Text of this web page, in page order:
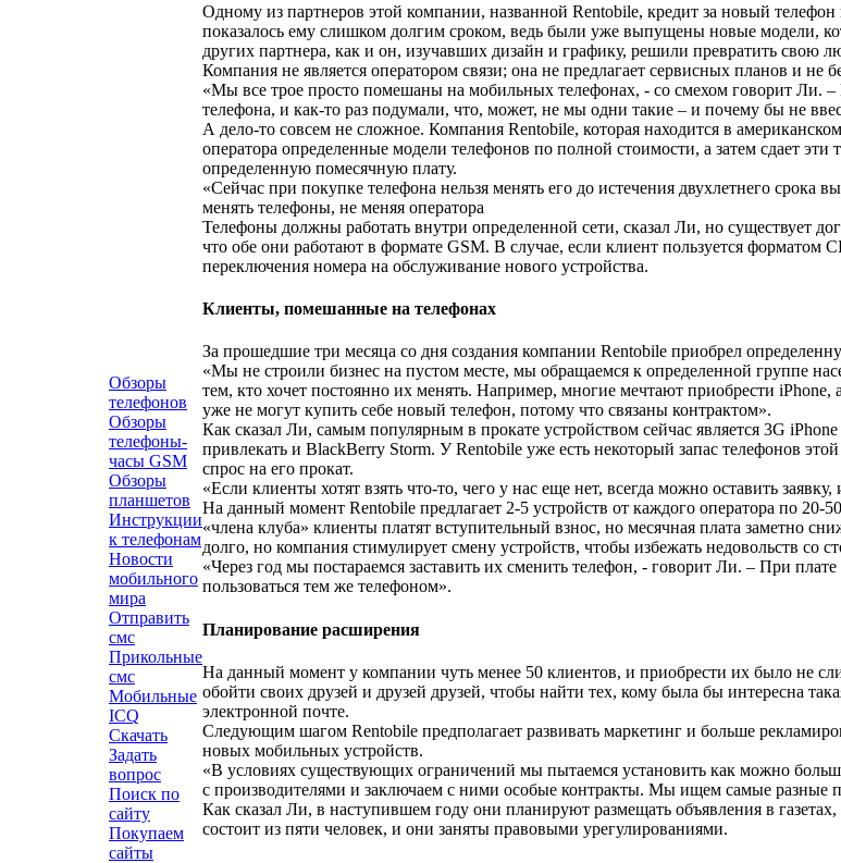
Обзоры
телефонов
Обзоры
телефоны-
часы GSM
Обзоры
планшетов
Инструкции
к телефонам
Новости
мобильного
мира
Отправить
смс
Прикольные
смс
Мобильные
ICQ
Скачать
Задать
вопрос
Поиск по
сайту
Покупаем
сайты
Одному из партнеров этой компании, названной Rentobile, кредит за новый
показалось ему слишком долгим сроком, ведь были уже выпущены новые модели,
других партнера, как и он, изучавших дизайн и графику, решили превратить свою
Компания не является оператором связи; она не предлагает сервисных планов и не
«Мы все трое просто помешаны на мобильных телефонах, - со смехом говорит Ли.
телефона, и как-то раз подумали, что, может, не мы одни такие – и почему бы не
А дело-то совсем не сложное. Компания Rentobile, которая находится в
оператора определенные модели телефонов по полной стоимости, а затем сдает
определенную помесячную плату.
«Сейчас при покупке телефона нельзя менять его до истечения двухлетнего срока
менять телефоны, не меняя оператора
Телефоны должны работать внутри определенной сети, сказал Ли, но существует
что обе они работают в формате GSM. В случае, если клиент пользуется форматом
переключения номера на обслуживание нового устройства.
Клиенты, помешанные на телефонах
За прошедшие три месяца со дня создания компании Rentobile приобрел
«Мы не строили бизнес на пустом месте, мы обращаемся к определенной группе
тем, кто хочет постоянно их менять. Например, многие мечтают приобрести iPhone,
уже не могут купить себе новый телефон, потому что связаны контрактом».
Как сказал Ли, самым популярным в прокате устройством сейчас является 3G
привлекать и BlackBerry Storm. У Rentobile уже есть некоторый запас телефонов
спрос на его прокат.
«Если клиенты хотят взять что-то, чего у нас еще нет, всегда можно оставить
На данный момент Rentobile предлагает 2-5 устройств от каждого оператора по 20-
«члена клуба» клиенты платят вступительный взнос, но месячная плата заметно
долго, но компания стимулирует смену устройств, чтобы избежать недовольств со
«Через год мы постараемся заставить их сменить телефон, - говорит Ли. – При
пользоваться тем же телефоном».
Планирование расширения
На данный момент у компании чуть менее 50 клиентов, и приобрести их было не
обойти своих друзей и друзей друзей, чтобы найти тех, кому была бы интересна
электронной почте.
Следующим шагом Rentobile предполагает развивать маркетинг и больше
новых мобильных устройств.
«В условиях существующих ограничений мы пытаемся установить как можно
с производителями и заключаем с ними особые контракты. Мы ищем самые разные
Как сказал Ли, в наступившем году они планируют размещать объявления в
состоит из пяти человек, и они заняты правовыми урегулированиями.